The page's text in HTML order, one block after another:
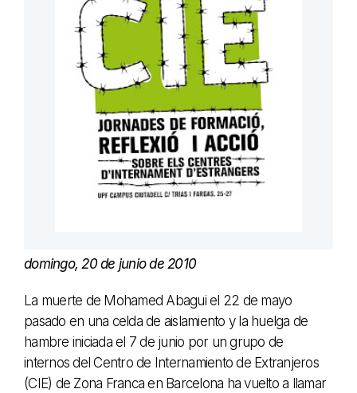
domingo, 20 de junio de 2010
La muerte de Mohamed Abagui el 22 de mayo
pasado en una celda de aislamiento y la huelga de
hambre iniciada el 7 de junio por un grupo de
internos del Centro de Internamiento de Extranjeros
(CIE) de Zona Franca en Barcelona ha vuelto a llamar